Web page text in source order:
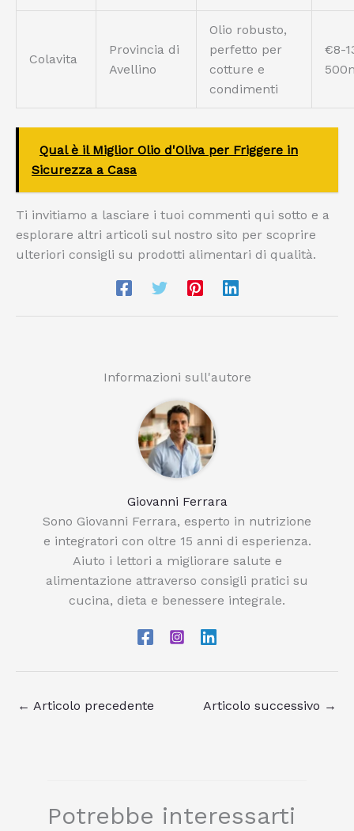
Colavita
Provincia di
Avellino
Olio robusto,
perfetto per
cotture e
condimenti
€8-
Qual è il Miglior Olio d'Oliva per Friggere in
Sicurezza a Casa
Ti invitiamo a lasciare i tuoi commenti qui sotto e a
esplorare altri articoli sul nostro sito per scoprire
ulteriori consigli su prodotti alimentari di qualità.
Informazioni sull'autore
Giovanni Ferrara
Sono Giovanni Ferrara, esperto in nutrizione
e integratori con oltre 15 anni di esperienza.
Aiuto i lettori a migliorare salute e
alimentazione attraverso consigli pratici su
cucina, dieta e benessere integrale.
← Articolo precedente Articolo successivo →
Potrebbe interessarti